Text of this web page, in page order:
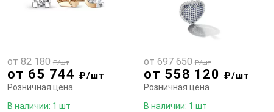
от 65 744 ₽/шт
от 82 180₽/шт
Розничная цена
В наличии: 1 шт
от 558 120 ₽/шт
от 697 650₽/шт
Розничная цена
В наличии: 1 шт